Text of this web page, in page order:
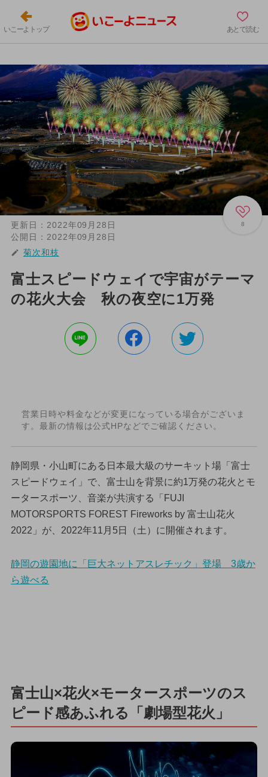
いこーよトップ あとで読む
8
更新日： 2022年09月28日
公開日： 2022年09月28日
菊次和枝
富士スピードウェイで宇宙がテーマ
の花火大会 秋の夜空に1万発
営業日時や料金などが変更になっている場合がございま
す。最新の情報は公式HPなどでご確認ください。
静岡県・小山町にある日本最大級のサーキット場「富士
スピードウェイ」で、富士山を背景に約1万発の花火とモ
ータースポーツ、音楽が共演する「FUJI
MOTORSPORTS FOREST Fireworks by 富士山花火
2022」が、2022年11月5日（土）に開催されます。
静岡の遊園地に「巨大ネットアスレチック」登場 3歳か
ら遊べる
富士山×花火×モータースポーツのス
ピード感あふれる「劇場型花火」